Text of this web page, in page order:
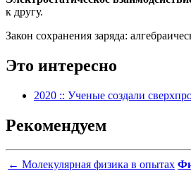
к другу.
Закон сохранения заряда:
Это интересно
2020 :: Ученые создали
Рекомендуем
← Молекулярная физика в опытах